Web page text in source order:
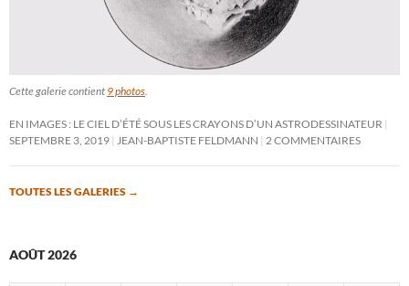
Cette galerie contient 9 photos
EN IMAGES : LE CIEL D’ÉTÉ SOUS LES CRAYONS D’UN ASTRODESSINATEUR
SEPTEMBRE 3, 2019
JEAN-BAPTISTE FELDMANN 2 COMMENTAIRES
TOUTES LES GALERIES →
AOÛT 2026